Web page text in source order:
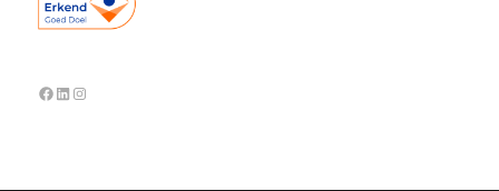
Facebook
LinkedIn
Instagram